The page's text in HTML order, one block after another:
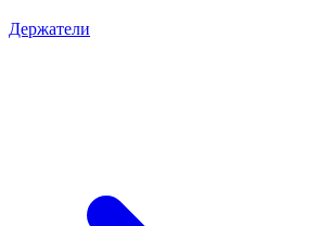
Держатели